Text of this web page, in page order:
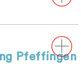
Pfeffingen